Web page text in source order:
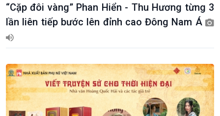
“Cặp đôi vàng” Phan Hiển - Thu Hương từng 3
lần liên tiếp bước lên đỉnh cao Đông Nam Á